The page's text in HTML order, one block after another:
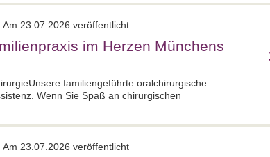
23.07.2026 veröffentlicht
im Herzen Münchens
familiengeführte oralchirurgische
Wenn Sie Spaß an chirurgischen
23.07.2026 veröffentlicht